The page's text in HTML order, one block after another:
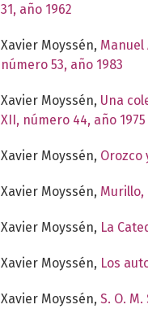
31, año 1962
Xavier Moyssén, Manuel
número 53, año 1983
Xavier Moyssén, Una
XII, número 44, año 1975
Xavier Moyssén, Orozco
Xavier Moyssén, Murillo,
Xavier Moyssén, La
Xavier Moyssén, Los
Xavier Moyssén, S. O.